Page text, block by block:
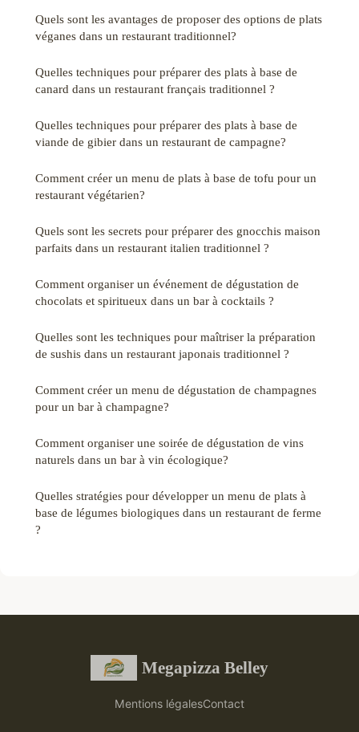
Quels sont les avantages de proposer des options de plats
véganes dans un restaurant traditionnel?
Quelles techniques pour préparer des plats à base de
canard dans un restaurant français traditionnel ?
Quelles techniques pour préparer des plats à base de
viande de gibier dans un restaurant de campagne?
Comment créer un menu de plats à base de tofu pour un
restaurant végétarien?
Quels sont les secrets pour préparer des gnocchis maison
parfaits dans un restaurant italien traditionnel ?
Comment organiser un événement de dégustation de
chocolats et spiritueux dans un bar à cocktails ?
Quelles sont les techniques pour maîtriser la préparation
de sushis dans un restaurant japonais traditionnel ?
Comment créer un menu de dégustation de champagnes
pour un bar à champagne?
Comment organiser une soirée de dégustation de vins
naturels dans un bar à vin écologique?
Quelles stratégies pour développer un menu de plats à
base de légumes biologiques dans un restaurant de ferme
?
Megapizza Belley
Mentions légalesContact